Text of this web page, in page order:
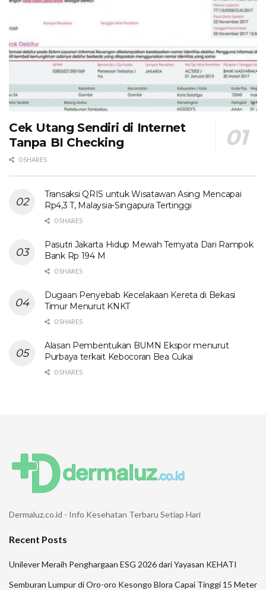
Cek Utang Sendiri di Internet
Tanpa BI Checking
0 SHARES
Transaksi QRIS untuk Wisatawan Asing Mencapai
Rp4,3 T, Malaysia-Singapura Tertinggi
0 SHARES
Pasutri Jakarta Hidup Mewah Ternyata Dari Rampok
Bank Rp 194 M
0 SHARES
Dugaan Penyebab Kecelakaan Kereta di Bekasi
Timur Menurut KNKT
0 SHARES
Alasan Pembentukan BUMN Ekspor menurut
Purbaya terkait Kebocoran Bea Cukai
0 SHARES
Dermaluz.co.id - Info Kesehatan Terbaru Setiap Hari
Recent Posts
Unilever Meraih Penghargaan ESG 2026 dari Yayasan KEHATI
Semburan Lumpur di Oro-oro Kesongo Blora Capai Tinggi 15 Meter